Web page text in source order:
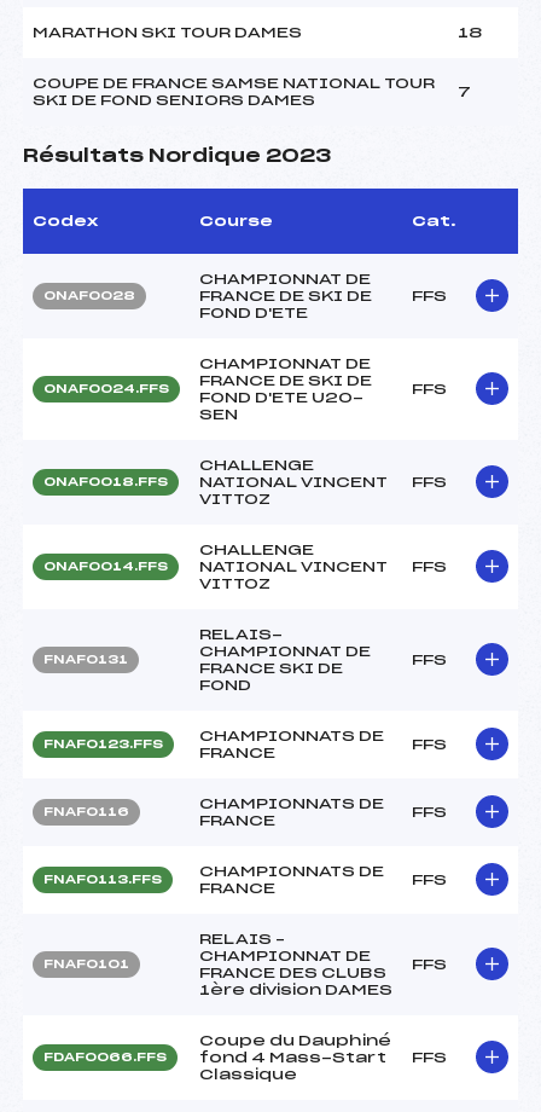
MARATHON SKI TOUR DAMES 18
COUPE DE FRANCE SAMSE NATIONAL TOUR
SKI DE FOND SENIORS DAMES
7
Résultats Nordique 2023
Codex Course Cat.
ONAF0028
CHAMPIONNAT DE
FRANCE DE SKI DE
FOND D'ETE
FFS
ONAF0024.FFS
CHAMPIONNAT DE
FRANCE DE SKI DE
FOND D'ETE U20-
SEN
FFS
ONAF0018.FFS
CHALLENGE
NATIONAL VINCENT
VITTOZ
FFS
ONAF0014.FFS
CHALLENGE
NATIONAL VINCENT
VITTOZ
FFS
FNAF0131
RELAIS-
CHAMPIONNAT DE
FRANCE SKI DE
FOND
FFS
FNAF0123.FFS
CHAMPIONNATS DE
FRANCE
FFS
FNAF0116
CHAMPIONNATS DE
FRANCE
FFS
FNAF0113.FFS
CHAMPIONNATS DE
FRANCE
FFS
FNAF0101
RELAIS –
CHAMPIONNAT DE
FRANCE DES CLUBS
1ère division DAMES
FFS
FDAF0066.FFS
Coupe du Dauphiné
fond 4 Mass-Start
Classique
FFS